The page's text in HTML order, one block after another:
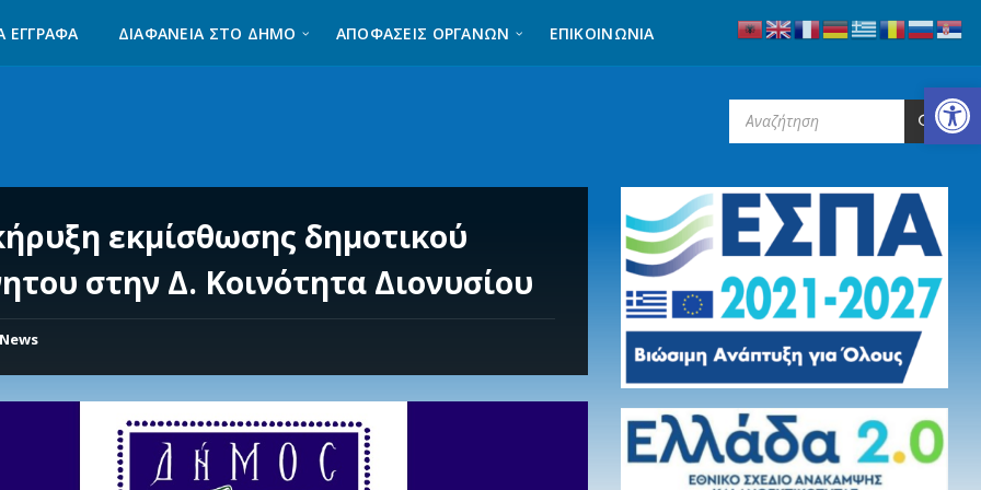
Ανοίξτε τη γραμμή εργαλείων
ΈΓΓΡΑΦΑ ΔΙΑΦΆΝΕΙΑ ΣΤΟ ΔΉΜΟ ΑΠΟΦΑΣΕΙΣ ΟΡΓΑΝΩΝ ΕΠΙΚΟΙΝΩΝΊΑ
εκμίσθωσης δημοτικού
στην Δ. Κοινότητα Διονυσίου
News